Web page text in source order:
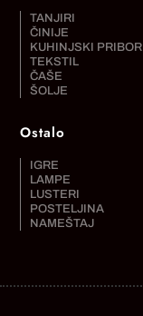
TANJIRI
ČINIJE
KUHINJSKI PRIBOR
TEKSTIL
ČAŠE
ŠOLJE
Ostalo
IGRE
LAMPE
LUSTERI
POSTELJINA
NAMEŠTAJ